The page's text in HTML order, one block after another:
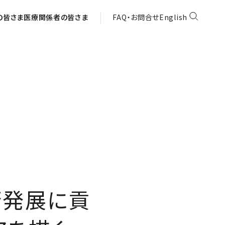
皆さま医療関係者の皆さま FAQ・お問合せEnglish
展に貢